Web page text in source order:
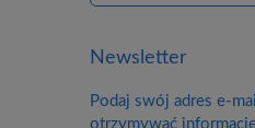
Newsletter
Podaj swój adres e-
otrzymywać